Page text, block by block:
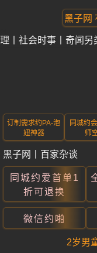
黑子网
社会时事 奇闻另
订制需求约PA-泡
妞神器
同城约
师
黑子网 百家杂谈
同城约爱首单1
折可退换
微信约啪
2岁男